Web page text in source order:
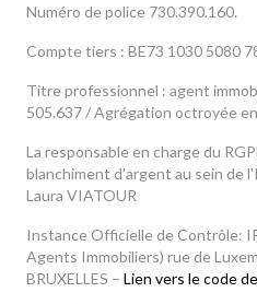
Numéro de police 730.390.160.
Compte tiers : BE73 1030 5080
Titre professionnel : agent
505.637 / Agrégation octroyée
La responsable en charge du
blanchiment d’argent au sein de
Laura VIATOUR
Instance Officielle de Contrôle:
Agents Immobiliers) rue de
BRUXELLES – Lien vers le code